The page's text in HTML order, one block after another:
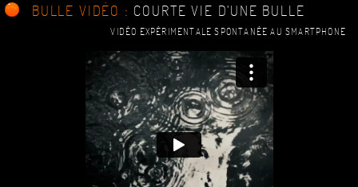
BULLE VIDÉO : COURTE VIE D'UNE BULLE
VIDÉO EXPÉRIMENTALE SPONTANÉE AU SMARTPHONE